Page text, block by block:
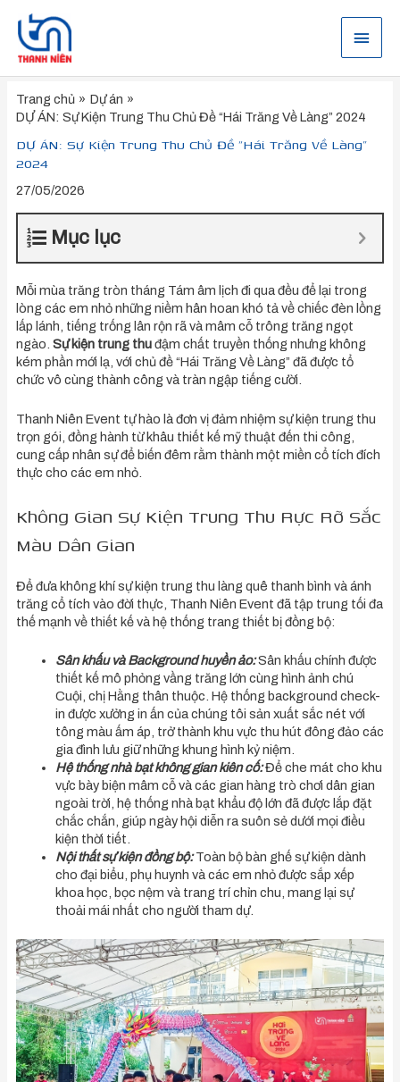
dung
Menu
Trang chủ
Dự án
DỰ ÁN: Sự Kiện Trung Thu Chủ Đề “Hái Trăng Về Làng” 2024
DỰ ÁN: Sự Kiện Trung Thu Chủ Đề “Hái Trăng Về Làng”
2024
27/05/2026
Mục lục
Mỗi mùa trăng tròn tháng Tám âm lịch đi qua đều để lại trong
lòng các em nhỏ những niềm hân hoan khó tả về chiếc đèn lồng
lấp lánh, tiếng trống lân rộn rã và mâm cỗ trông trăng ngọt
ngào. Sự kiện trung thuđậm chất truyền thống nhưng không
kém phần mới lạ, với chủ đề “Hái Trăng Về Làng” đã được tổ
chức vô cùng thành công và tràn ngập tiếng cười.
Thanh Niên Event tự hào là đơn vị đảm nhiệm sự kiện trung thu
trọn gói, đồng hành từ khâu thiết kế mỹ thuật đến thi công,
cung cấp nhân sự để biến đêm rằm thành một miền cổ tích đích
thực cho các em nhỏ.
Không Gian Sự Kiện Trung Thu Rực Rỡ Sắc
Màu Dân Gian
Để đưa không khí sự kiện trung thu làng quê thanh bình và ánh
trăng cổ tích vào đời thực, Thanh Niên Event đã tập trung tối đa
thế mạnh về thiết kế và hệ thống trang thiết bị đồng bộ:
Sân khấu và Background huyền ảo: Sân khấu chính được
thiết kế mô phỏng vầng trăng lớn cùng hình ảnh chú
Cuội, chị Hằng thân thuộc. Hệ thống background check-
in được xưởng in ấn của chúng tôi sản xuất sắc nét với
tông màu ấm áp, trở thành khu vực thu hút đông đảo các
gia đình lưu giữ những khung hình kỷ niệm.
Hệ thống nhà bạt không gian kiên cố:Để che mát cho khu
vực bày biện mâm cỗ và các gian hàng trò chơi dân gian
ngoài trời, hệ thống nhà bạt khẩu độ lớn đã được lắp đặt
chắc chắn, giúp ngày hội diễn ra suôn sẻ dưới mọi điều
kiện thời tiết.
Nội thất sự kiện đồng bộ:Toàn bộ bàn ghế sự kiện dành
cho đại biểu, phụ huynh và các em nhỏ được sắp xếp
khoa học, bọc nệm và trang trí chỉn chu, mang lại sự
thoải mái nhất cho người tham dự.